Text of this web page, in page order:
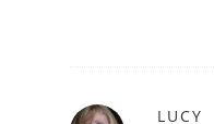
LUCY